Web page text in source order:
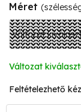
Méret
Változat